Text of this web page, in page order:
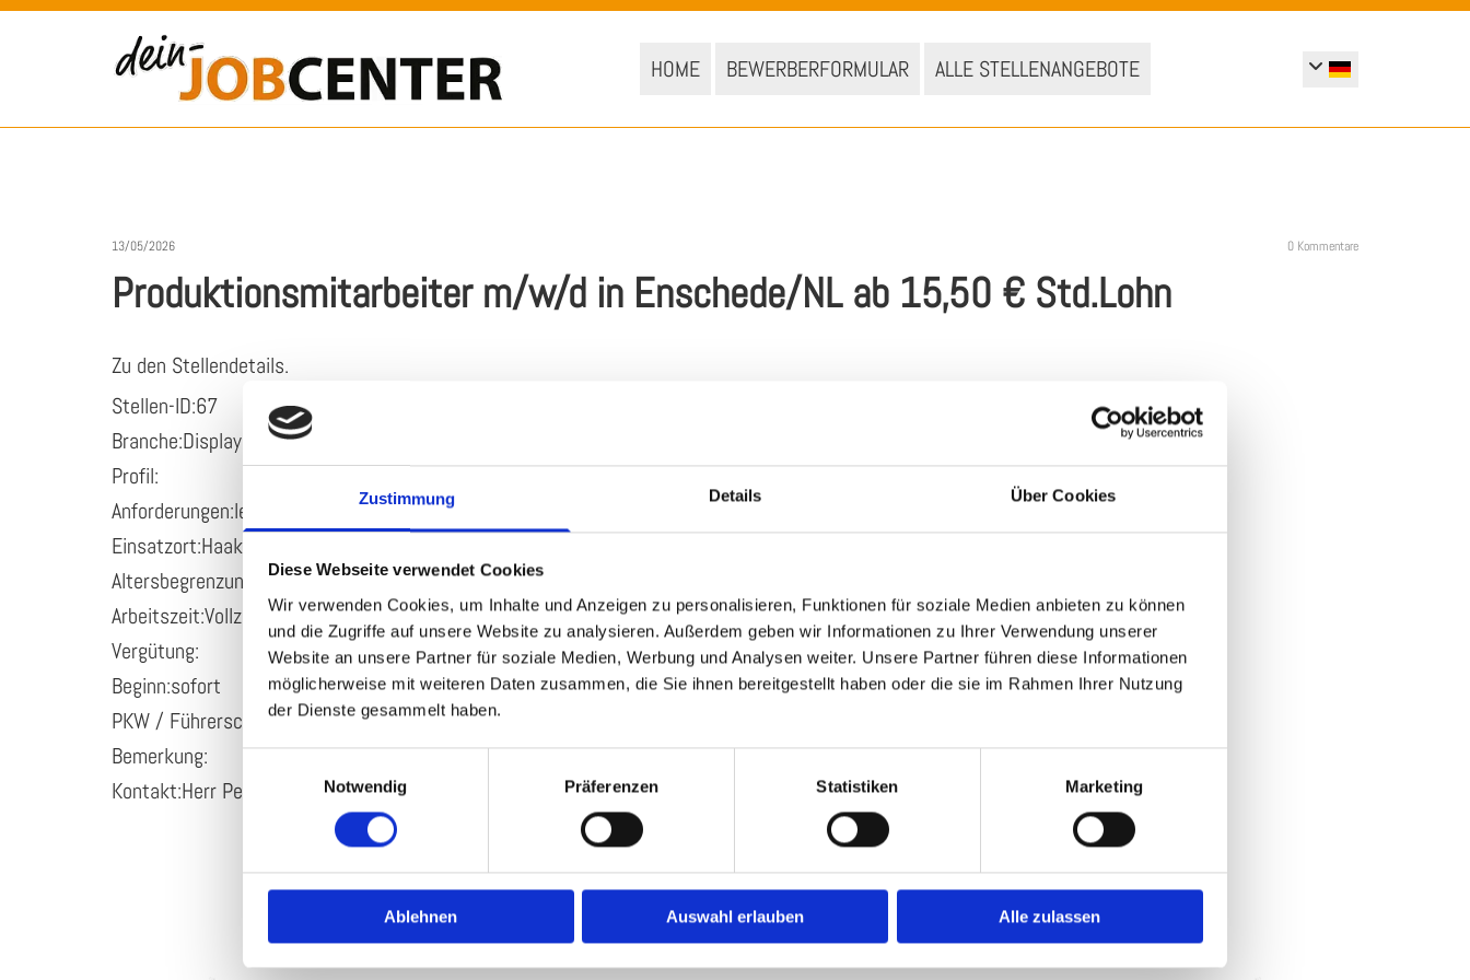
Zustimmung Details Über Cookies
Diese Webseite verwendet Cookies
Wir verwenden Cookies, um Inhalte und Anzeigen zu personalisieren, Funktionen für soziale Medien anbieten zu können
und die Zugriffe auf unsere Website zu analysieren. Außerdem geben wir Informationen zu Ihrer Verwendung unserer
Website an unsere Partner für soziale Medien, Werbung und Analysen weiter. Unsere Partner führen diese Informationen
möglicherweise mit weiteren Daten zusammen, die Sie ihnen bereitgestellt haben oder die sie im Rahmen Ihrer Nutzung
der Dienste gesammelt haben.
Notwendig
Präferenzen Statistiken Marketing
Ablehnen Auswahl erlauben Alle zulassen
HOME BEWERBERFORMULAR ALLE STELLENANGEBOTE
13/05/2026 0 Kommentare
Produktionsmitarbeiter m/w/d in Enschede/NL ab 15,50 € Std.Lohn
Zu den Stellendetails.
Stellen-ID:67
Branche:Displaybau und Bestückung
Profil:
Anforderungen:leichte Tätigkeit, Maschinenbedienung, Bestückung von Display etc.
Einsatzort:Haaksbergen
Altersbegrenzung:keine
Arbeitszeit:Vollzeit
Vergütung:
Beginn:sofort
PKW / Führerschein:keine Bedingung
Bemerkung:
Kontakt:Herr Peters/Vöcker, Tel. +49 (25 62) 719 35 31